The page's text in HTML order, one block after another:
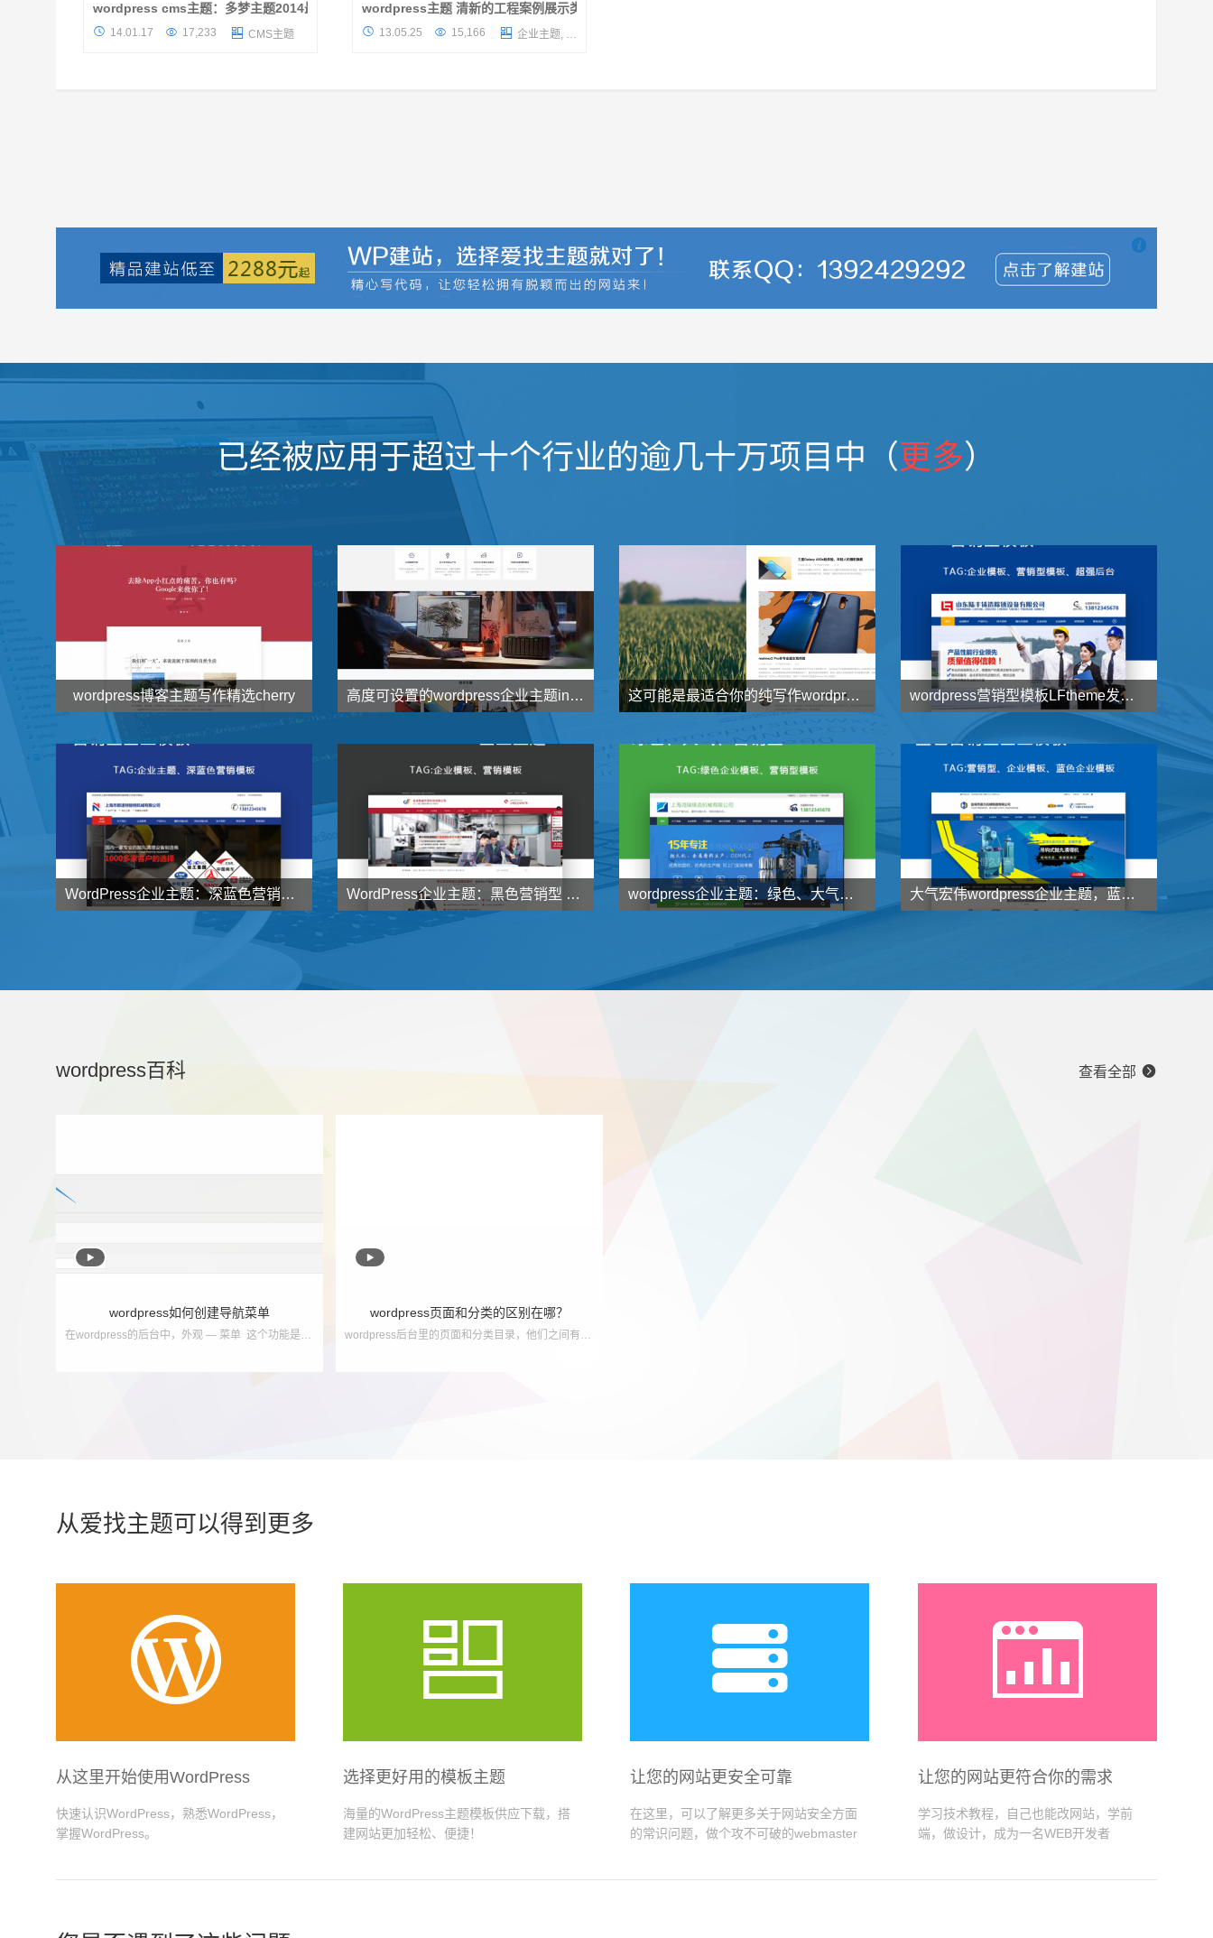
主题介绍 感谢多梦同学的wordpress主题投
wordpress cms主题：多梦主题2014最新版发布
 14.01.17  17,233  CMS主题
这款wordpress企业主题灵感源自与中企动
力，专业为国内企业设计，符合国内企业的审
wordpress主题 清新的工程案例展示类wordpress企业主题
 13.05.25  15,166  企业主题, 收费主题

已经被应用于超过十个行业的逾几十万项目中（更多）
wordpress博客主题写作精选cherry
 138 元 了解详情
高度可设置的wordpress企业主题indigo分享
 1000 元 了解详情
这可能是最适合你的纯写作wordpress模板C.U.X-1 分享
 128 元 了解详情
wordpress营销型模板LFtheme发布，蓝色大气耐看型首选
 888 元 了解详情
WordPress企业主题：深蓝色营销型企业主题NstTheme发布
了解详情
WordPress企业主题：黑色营销型 超强SEO模板JsTheme发布

wordpress企业主题：绿色、大气、超强营销型企业模板HRtheme发布
元
大气宏伟wordpress企业主题，蓝色营销型企业模板HJtheme发布
wordpress百科 查看全部 

wordpress如何创建导航菜单
在wordpress的后台中，外观 — 菜单 这个功能是用来创建导航菜单使用的！ 如果说，你的wordpress后台没有 外观 — 菜单，只能说明，您使用的主题并没有...

wordpress页面和分类的区别在哪？
wordpress后台里的页面和分类目录，他们之间有什么区别和联系？这里大叔就给大家描述一下，也是举例说明吧！ 分类目录：就类似与图书馆的一个书架（分类）...
从爱找主题可以得到更多

从这里开始使用WordPress
快速认识WordPress，熟悉WordPress，
掌握WordPress。

选择更好用的模板主题
海量的WordPress主题模板供应下载，搭
建网站更加轻松、便捷！

让您的网站更安全可靠
在这里，可以了解更多关于网站安全方面
的常识问题，做个攻不可破的webmaster

让您的网站更符合你的需求
学习技术教程，自己也能改网站，学前
端，做设计，成为一名WEB开发者